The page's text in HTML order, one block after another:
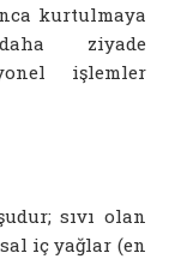
kurtulmaya
daha ziyade
işlemler
sıvı olan
iç yağlar (en